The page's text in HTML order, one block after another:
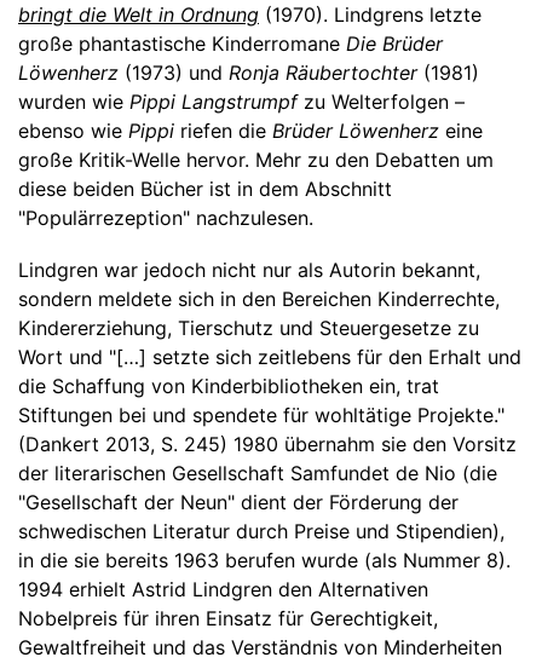
bringt die Welt in Ordnung (1970). Lindgrens letzte
große phantastische Kinderromane Die Brüder
Löwenherz (1973) und Ronja Räubertochter(1981)
wurden wie Pippi Langstrumpfzu Welterfolgen –
ebenso wie Pippi riefen die Brüder Löwenherz eine
große Kritik-Welle hervor. Mehr zu den Debatten um
diese beiden Bücher ist in dem Abschnitt
"Populärrezeption" nachzulesen.
Lindgren war jedoch nicht nur als Autorin bekannt,
sondern meldete sich in den Bereichen Kinderrechte,
Kindererziehung, Tierschutz und Steuergesetze zu
Wort und "[…] setzte sich zeitlebens für den Erhalt und
die Schaffung von Kinderbibliotheken ein, trat
Stiftungen bei und spendete für wohltätige Projekte."
(Dankert 2013, S. 245) 1980 übernahm sie den Vorsitz
der literarischen Gesellschaft Samfundet de Nio (die
"Gesellschaft der Neun" dient der Förderung der
schwedischen Literatur durch Preise und Stipendien),
in die sie bereits 1963 berufen wurde (als Nummer 8).
1994 erhielt Astrid Lindgren den Alternativen
Nobelpreis für ihren Einsatz für Gerechtigkeit,
Gewaltfreiheit und das Verständnis von Minderheiten